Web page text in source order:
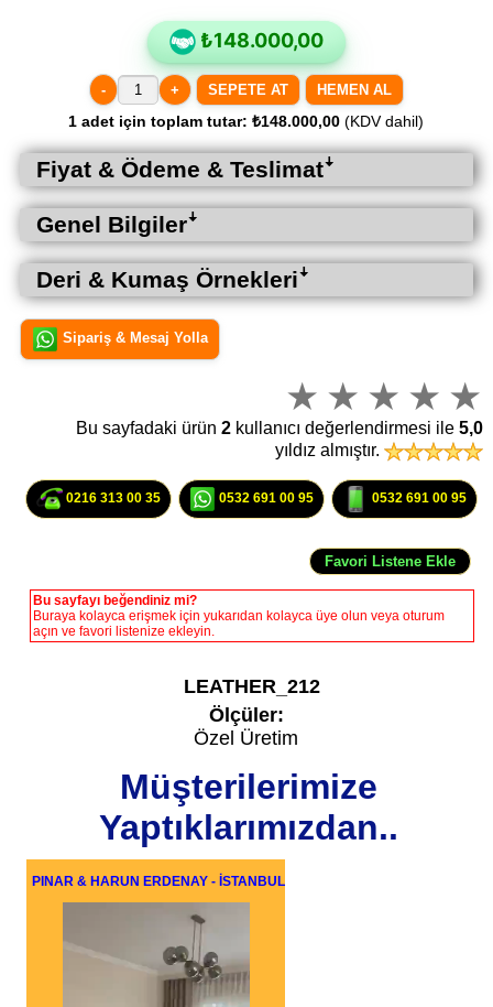
₺148.000,00
- + HEMEN AL
1 adet için toplam tutar:₺148.000,00 (KDV dahil)
Fiyat & Ödeme & Teslimatꜜ
Genel Bilgilerꜜ
Deri & Kumaş Örnekleriꜜ
Sipariş & Mesaj Yolla
Bu sayfadaki ürün2 kullanıcı değerlendirmesi ile5,0
yıldız almıştır.
0216 313 00 35 0532 691 00 95 0532 691 00 95
Bu sayfayı beğendiniz mi?
Buraya kolayca erişmek için yukarıdan kolayca üye olun veya oturum
açın ve favori listenize ekleyin.
LEATHER_212
Ölçüler:
Özel Üretim
Müşterilerimize
Yaptıklarımızdan..
PINAR & HARUN ERDENAY - İSTANBUL